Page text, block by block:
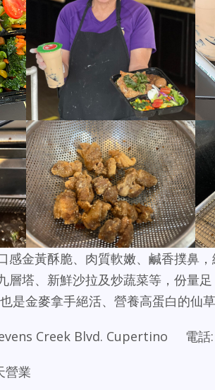
感金黃酥脆、肉質軟嫩、鹹香撲鼻
層塔、新鮮沙拉及炒蔬菜等，份量
是金麥拿手絕活、營養高蛋白的仙
Creek Blvd. Cupertino 電話:
營業